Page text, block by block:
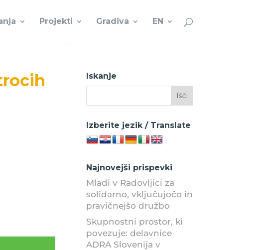
Projekti Gradiva EN
Iskanje
Izberite jezik / Translate
Najnovejši prispevki
Mladi v Radovljici za
solidarno, vključujočo in
pravičnejšo družbo
Skupnostni prostor, ki
povezuje: delavnice
ADRA Slovenija v